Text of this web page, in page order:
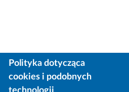
Polityka dotycząca
cookies i podobnych